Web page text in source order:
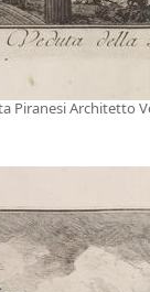
Piranesi Architetto